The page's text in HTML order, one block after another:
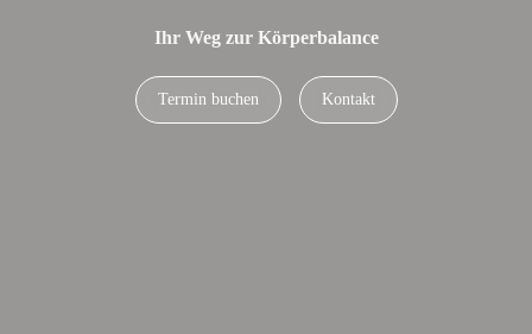
Ihr Weg zur Körperbalance
Termin buchen Kontakt